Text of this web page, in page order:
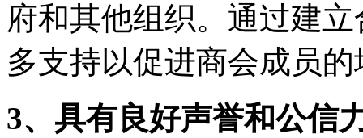
府和其他组织。通过建
多支持以促进商会成员
3、具有良好声誉和公信